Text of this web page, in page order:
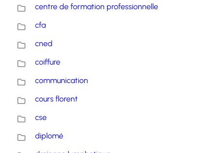
centre de formation professionnelle
cfa
cned
coiffure
communication
cours florent
cse
diplomé